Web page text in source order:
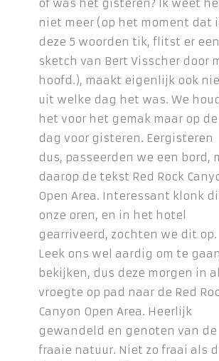
of was het gisteren? Ik weet
niet meer (op het moment dat
deze 5 woorden tik, flitst er een
sketch van Bert Visscher door
hoofd.), maakt eigenlijk ook
uit welke dag het was. We
het voor het gemak maar op de
dag voor gisteren. Eergisteren
dus, passeerden we een bord,
daarop de tekst Red Rock
Open Area. Interessant klonk
onze oren, en in het hotel
gearriveerd, zochten we dit op.
Leek ons wel aardig om te gaan
bekijken, dus deze morgen in
vroegte op pad naar de Red
Canyon Open Area. Heerlijk
gewandeld en genoten van de
fraaie natuur. Niet zo fraai als